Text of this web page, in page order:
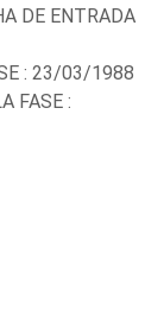
DE ENTRADA
: 23/03/1988
FASE :